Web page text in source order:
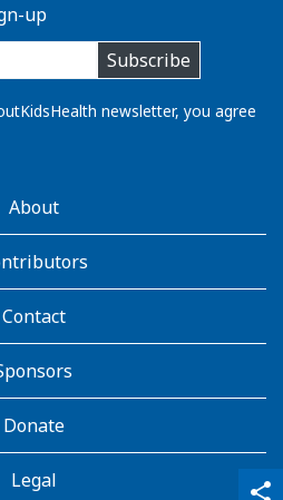
share
qr_code_scanner
content_copy
up
Subscribe
newsletter, you agree
About
Contact
Donate
Legal